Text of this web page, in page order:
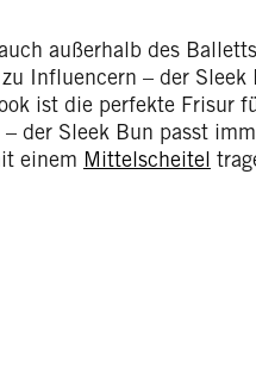
außerhalb des
Influencern – der
ist die perfekte Frisur
der Sleek Bun passt
einem Mittelscheitel